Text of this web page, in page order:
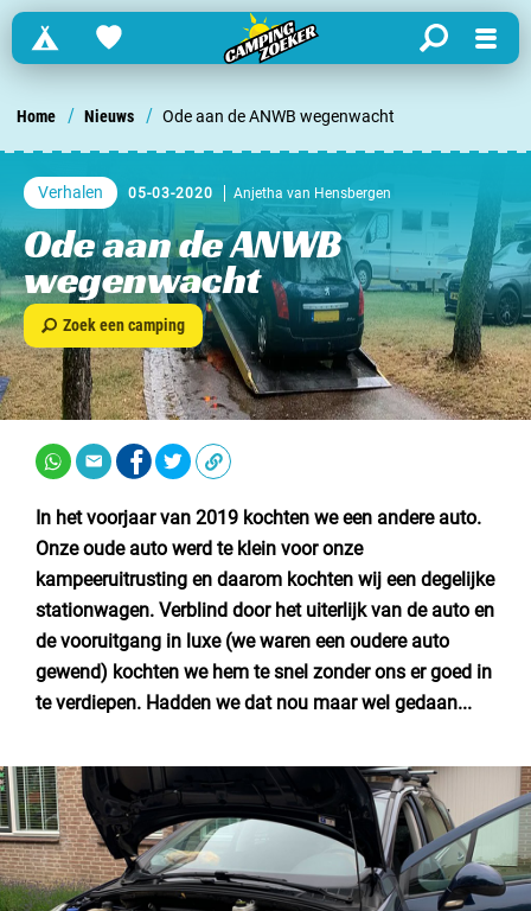
Campings Favorites search Menu
Zoek een camping in ...
Begië
Luxemburg
Frankrijk
Zwitserland
informatie over …
Nederland
België
Luxemburg
Frankrijk
Nieuws / blog
Home / Nieuws / Ode aan de ANWB wegenwacht
Verhalen 05-03-2020 Anjetha van Hensbergen
Ode aan de ANWB
wegenwacht
Zoek een camping
In het voorjaar van 2019 kochten we een andere auto.
Onze oude auto werd te klein voor onze
kampeeruitrusting en daarom kochten wij een degelijke
stationwagen. Verblind door het uiterlijk van de auto en
de vooruitgang in luxe (we waren een oudere auto
gewend) kochten we hem te snel zonder ons er goed in
te verdiepen. Hadden we dat nou maar wel gedaan...